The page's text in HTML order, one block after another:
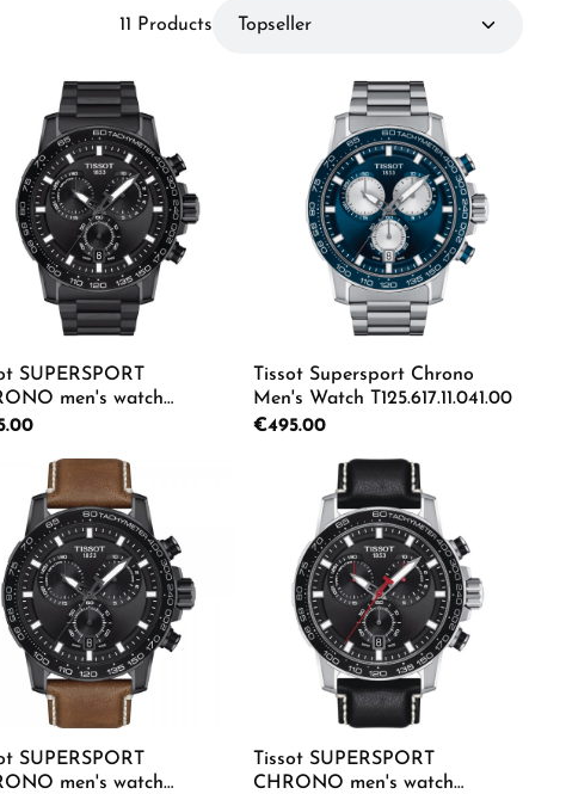
11 Products
the buttons to increase or decrease
the desired amount or use the buttons to
SUPERSPORT
men's watch
price:
Quantity: Enter the desired
Tissot Supersport Chrono
Men's Watch T125.617.11.041.00
Regular price:
€495.00
Product Quantity:
SUPERSPORT
men's watch
Tissot SUPERSPORT
CHRONO men's watch